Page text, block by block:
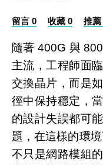
留言 0 收藏 0 推薦
隨著 400G 與
主流，工程師面
交換晶片，而是
徑中保持穩定，
的設計失誤都可
題，在這樣的環境
不只是網路模組